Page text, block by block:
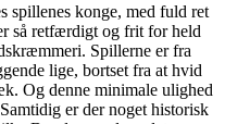
spillenes konge, med fuld ret
så retfærdigt og frit for held
Spillerne er fra
lige, bortset fra at hvid
Og denne minimale ulighed
er der noget historisk